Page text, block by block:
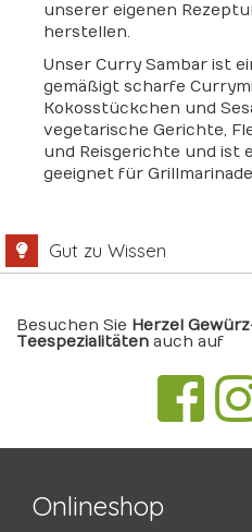
unserer eigenen
herstellen.
Unser Curry Sambar ist
gemäßigt scharfe
Kokosstückchen und
vegetarische Gerichte,
und Reisgerichte und ist
geeignet für
Gut zu Wissen
Besuchen Sie Herzel
Teespezialitäten auch auf
Onlineshop